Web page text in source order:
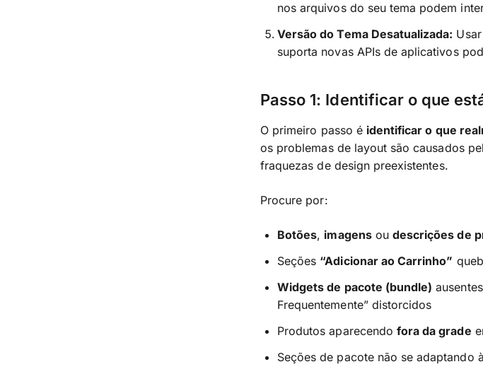
nos arquivos do seu tema podem
Versão do Tema Desatualizada:
suporta novas APIs de aplicativos
Passo 1: Identificar o que
O primeiro passo é identificar o que
os problemas de layout são causados
fraquezas de design preexistentes.
Procure por:
Botões, imagensou descrições de
Seções “Adicionar ao Carrinho”
Widgets de pacote (bundle)
Frequentemente” distorcidos
Produtos aparecendo fora da grade
Seções de pacote não se adaptando à